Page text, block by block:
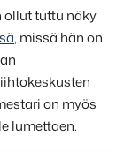
ollut tuttu näky
, missä hän on
on myös
lumettaen.